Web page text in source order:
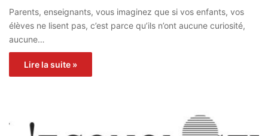
Parents, enseignants, vous imaginez que si vos enfants, vos
élèves ne lisent pas, c’est parce qu’ils n’ont aucune curiosité,
aucune…
Lire la suite »